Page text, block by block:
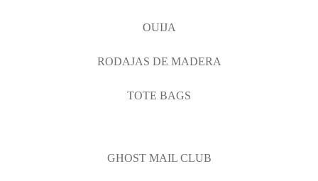
OUIJA
RODAJAS DE MADERA
TOTE BAGS
GHOST MAIL CLUB